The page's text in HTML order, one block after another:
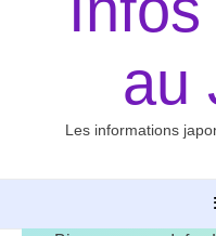
au
Les informations